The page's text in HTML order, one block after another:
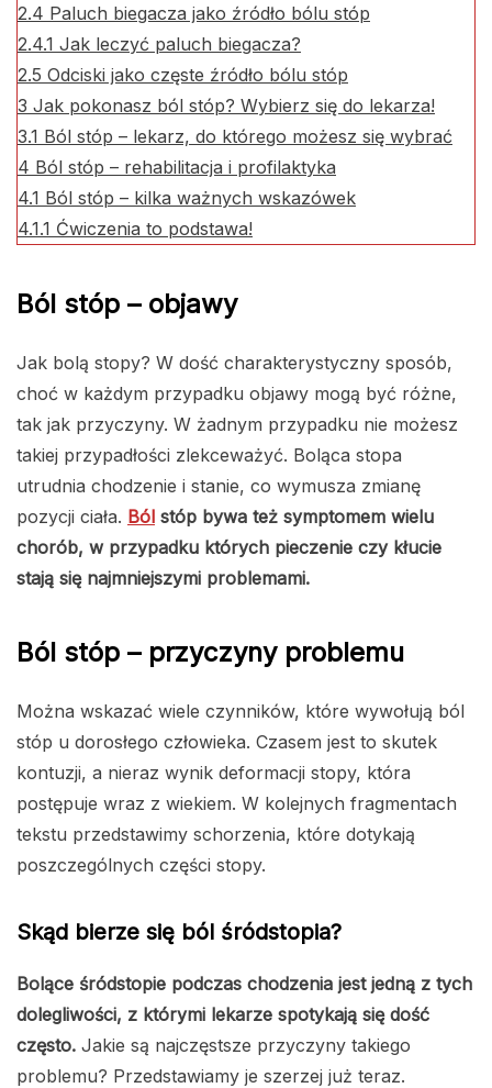
2.4 Paluch biegacza jako źródło bólu stóp
2.4.1 Jak leczyć paluch biegacza?
2.5 Odciski jako częste źródło bólu stóp
3 Jak pokonasz ból stóp? Wybierz się do lekarza!
3.1 Ból stóp – lekarz, do którego możesz się wybrać
4 Ból stóp – rehabilitacja i profilaktyka
4.1 Ból stóp – kilka ważnych wskazówek
4.1.1 Ćwiczenia to podstawa!
Ból stóp – objawy
Jak bolą stopy? W dość charakterystyczny sposób,
choć w każdym przypadku objawy mogą być różne,
tak jak przyczyny. W żadnym przypadku nie możesz
takiej przypadłości zlekceważyć. Boląca stopa
utrudnia chodzenie i stanie, co wymusza zmianę
pozycji ciała. Ból stóp bywa też symptomem wielu
chorób, w przypadku których pieczenie czy kłucie
stają się najmniejszymi problemami.
Ból stóp – przyczyny problemu
Można wskazać wiele czynników, które wywołują ból
stóp u dorosłego człowieka. Czasem jest to skutek
kontuzji, a nieraz wynik deformacji stopy, która
postępuje wraz z wiekiem. W kolejnych fragmentach
tekstu przedstawimy schorzenia, które dotykają
poszczególnych części stopy.
Skąd bierze się ból śródstopia?
Bolące śródstopie podczas chodzenia jest jedną z tych
dolegliwości, z którymi lekarze spotykają się dość
często. Jakie są najczęstsze przyczyny takiego
problemu? Przedstawiamy je szerzej już teraz.